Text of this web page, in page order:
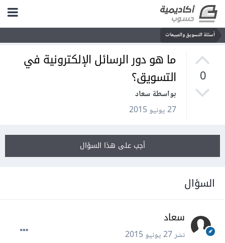
أسئلة التسويق والمبيعات
0
ما هو دور الرسائل الإلكترونية في
التسويق؟
بواسطة سعاد
27 يونيو 2015
أجب على هذا السؤال
السؤال
سعاد
نشر27 يونيو 2015